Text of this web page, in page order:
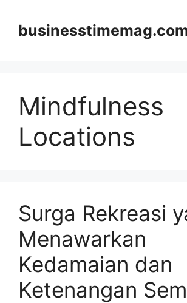
content
Mindfulness
Locations
Surga Rekreasi
Menawarkan
Kedamaian dan
Ketenangan